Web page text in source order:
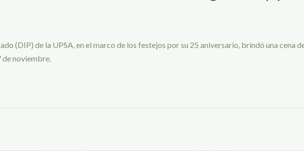
(DIP) de la UPSA, en el marco de los festejos por su 25 aniversario, brindó una cena
de noviembre.